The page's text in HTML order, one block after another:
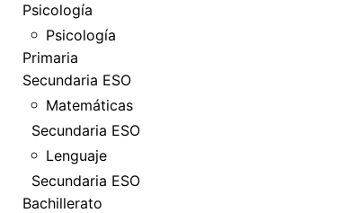
Psicología
Psicología
Primaria
Secundaria ESO
Matemáticas
Secundaria ESO
Lenguaje
Secundaria ESO
Bachillerato